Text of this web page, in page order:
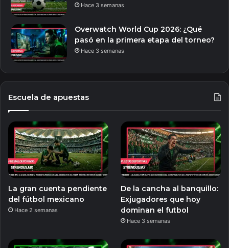
Hace 3 semanas
Overwatch World Cup 2026: ¿Qué
pasó en la primera etapa del torneo?
Hace 3 semanas
Escuela de apuestas
La gran cuenta pendiente
del fútbol mexicano
Hace 2 semanas
De la cancha al banquillo:
Exjugadores que hoy
dominan el futbol
Hace 3 semanas